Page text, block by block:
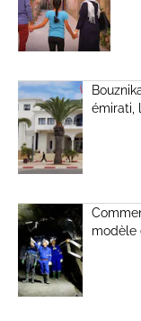
émirati,
modèle